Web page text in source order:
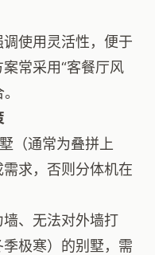
使用灵活性，便于
常采用“客餐厅风
（通常为叠拼上
求，否则分体机在
、无法对外墙打
极寒）的别墅，需